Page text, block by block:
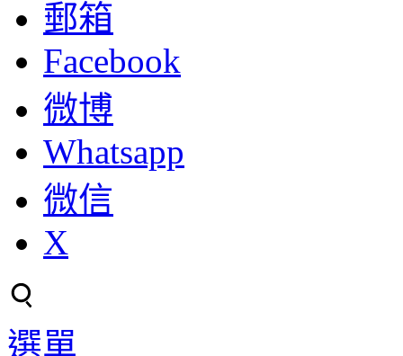
郵箱
Facebook
微博
Whatsapp
微信
X
選單